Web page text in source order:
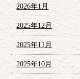
2026年1月
2025年12月
2025年11月
2025年10月